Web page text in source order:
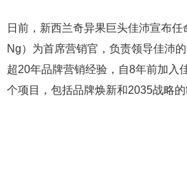
日前，新西兰奇异果巨头佳沛宣布
Ng）为首席营销官，负责领导佳沛
超20年品牌营销经验，自8年前加入
个项目，包括品牌焕新和2035战略的